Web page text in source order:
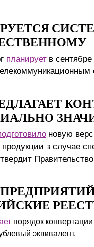
планирует в
новую
в случае
порядок
эквивалент.